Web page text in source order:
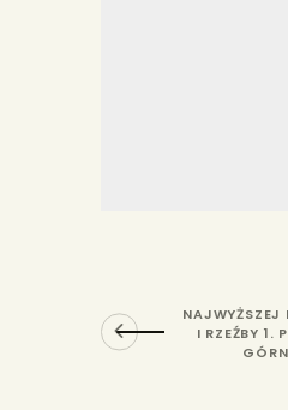
NAJWYŻSZEJ
I RZEŹBY 1.